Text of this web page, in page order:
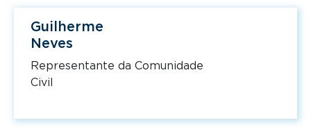
Guilherme
Neves
Representante da Comunidade
Civil